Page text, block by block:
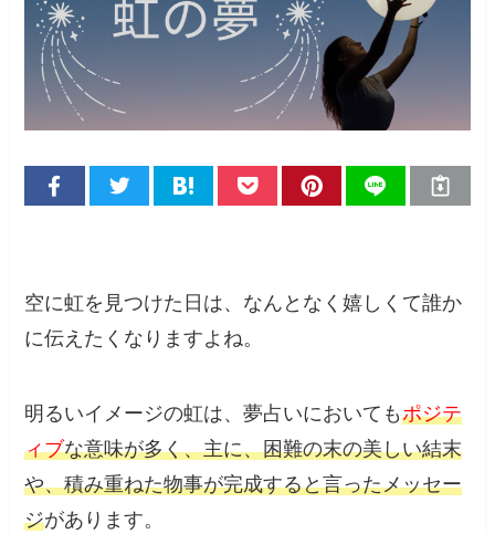
空に虹を見つけた日は、なんとなく嬉しくて誰か
に伝えたくなりますよね。
明るいイメージの虹は、夢占いにおいてもポジテ
ィブな意味が多く、主に、困難の末の美しい結末
や、積み重ねた物事が完成すると言ったメッセー
ジがあります。